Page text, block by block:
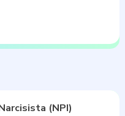
(NPI)